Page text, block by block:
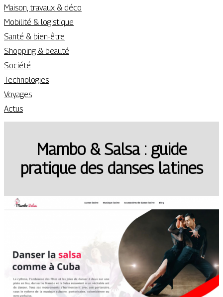
Maison, travaux & déco
Mobilité & logistique
Santé & bien-être
Shopping & beauté
Société
Technologies
Voyages
Actus
Mambo & Salsa : guide
pratique des danses latines